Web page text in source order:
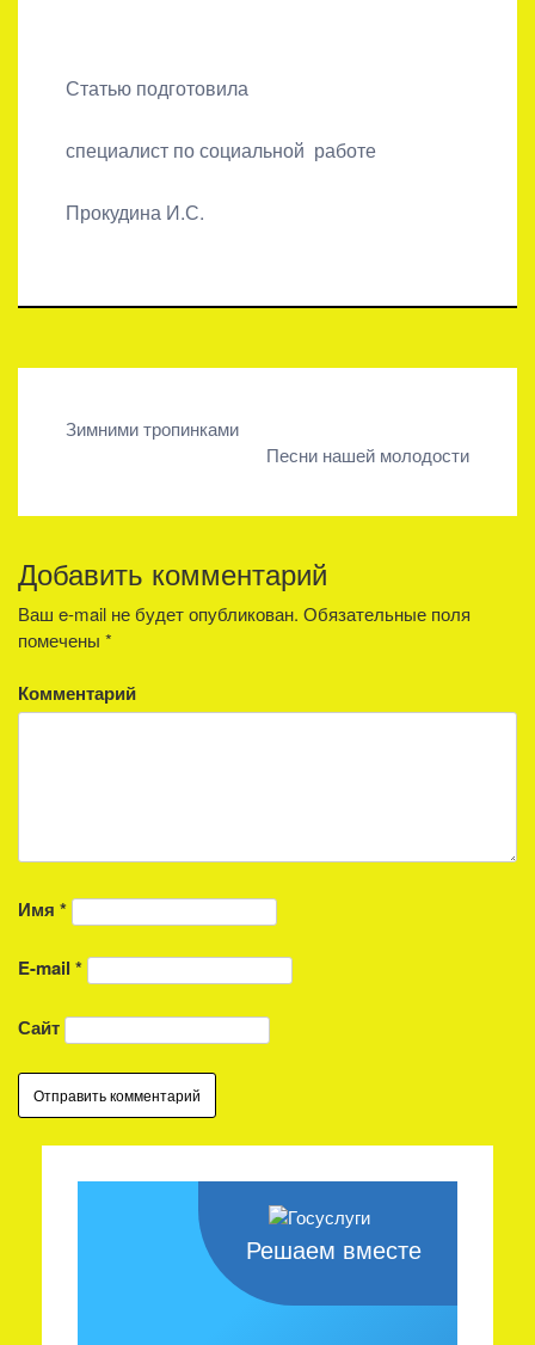
Статью подготовила
специалист по социальной работе
Прокудина И.С.
Навигация
записям
Зимними тропинками
Песни нашей молодости
Добавить комментарий
Ваш e-mail не будет опубликован. Обязательные поля
помечены *
Комментарий
Имя *
E-mail *
Сайт
Решаем вместе